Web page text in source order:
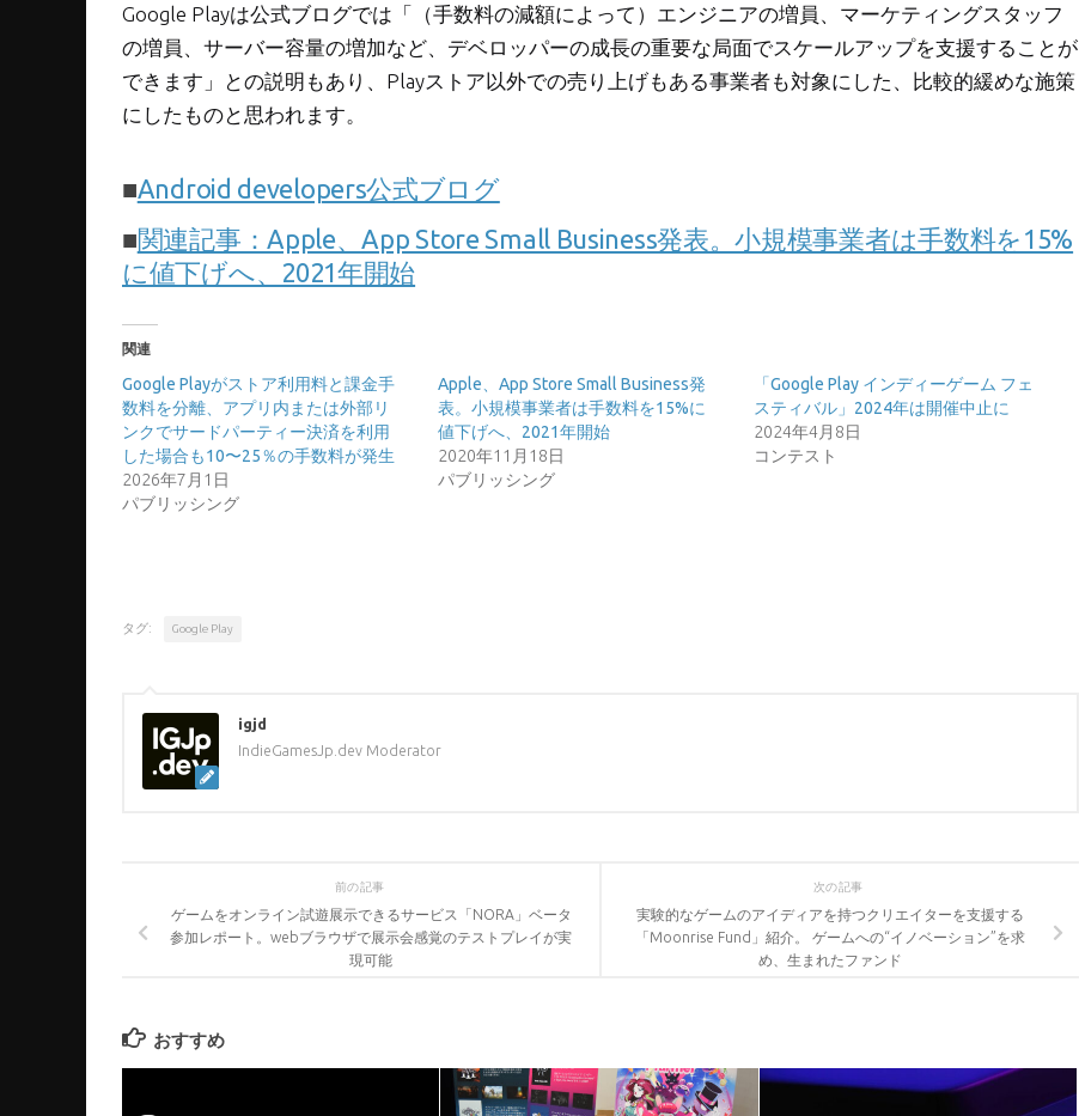
Google Playは公式ブログでは「（手数料の減額によって）エンジニアの増員、マーケティングスタッフ
の増員、サーバー容量の増加など、デベロッパーの成長の重要な局面でスケールアップを支援することが
できます」との説明もあり、Playストア以外での売り上げもある事業者も対象にした、比較的緩めな施策
にしたものと思われます。
■Android developers公式ブログ
■関連記事：Apple、App Store Small Business発表。小規模事業者は手数料を15%
に値下げへ、2021年開始
関連
Google Playがストア利用料と課金手
数料を分離、アプリ内または外部リ
ンクでサードパーティー決済を利用
した場合も10〜25％の手数料が発生
2026年7月1日
パブリッシング
Apple、App Store Small Business発
表。小規模事業者は手数料を15%に
値下げへ、2021年開始
2020年11月18日
パブリッシング
「Google Play インディーゲーム フェ
スティバル」2024年は開催中止に
2024年4月8日
コンテスト
タグ: Google Play
igjd
IndieGamesJp.dev Moderator
次の記事
実験的なゲームのアイディアを持つクリエイターを支援する
「Moonrise Fund」紹介。 ゲームへの“イノベーション”を求
め、生まれたファンド
前の記事
ゲームをオンライン試遊展示できるサービス「NORA」ベータ
参加レポート。webブラウザで展示会感覚のテストプレイが実
現可能
おすすめ